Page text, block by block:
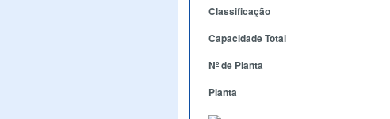
Classificação
Capacidade Total
Nº de Planta
Planta